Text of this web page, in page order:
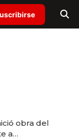
obra del
a